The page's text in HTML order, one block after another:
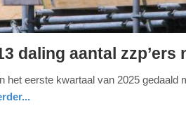
daling aantal
het eerste kwartaal van 2025